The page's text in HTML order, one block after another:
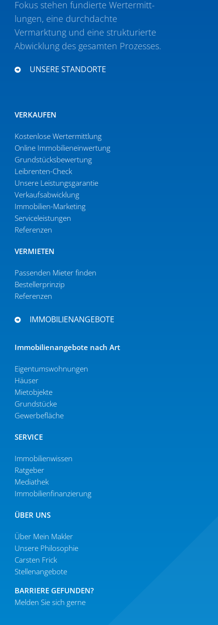
Fokus stehen fundierte Wertermitt­
lungen, eine durch­dachte
Vermarktung und eine struk­tu­rierte
Abwicklung des gesamten Prozesses.
UNSERE STANDORTE
VERKAUFEN
Kostenlose Wertermittlung
Online Immobi­li­en­ein­wertung
Grund­stücks­be­wertung
Leibrenten-Check
Unsere Leistungsgarantie
Verkaufs­ab­wicklung
Immobilien-Marketing
Serviceleistungen
Referenzen
VERMIETEN
Passenden Mieter finden
Bestel­ler­prinzip
Referenzen
IMMOBILIENANGEBOTE
Immobi­li­en­an­gebote nach Art
Eigen­tums­woh­nungen
Häuser
Mietob­jekte
Grund­stücke
Gewer­be­fläche
SERVICE
Immobilien­wissen
Ratgeber
Mediathek
Immobi­li­en­fi­nan­zierung
ÜBER UNS
Über Mein Makler
Unsere Philo­sophie
Carsten Frick
Stellen­an­gebote
BARRIERE GEFUNDEN?
Melden Sie sich gerne